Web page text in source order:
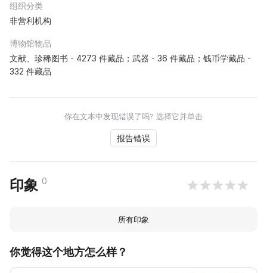
组织分类
非营利机构
博物馆物品
文献、珍稀图书 - 4273 件藏品；武器 - 36 件藏品；钱币学藏品 -
332 件藏品
你在文本中发现错误了吗? 选择它并单击
报告错误
印象 0
所有印象
你觉得这个地方怎么样？